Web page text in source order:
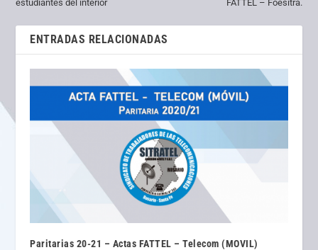
estudiantes del interior
FATTEL – Foesitra.
ENTRADAS RELACIONADAS
Paritarias 20-21 – Actas FATTEL – Telecom (MOVIL)